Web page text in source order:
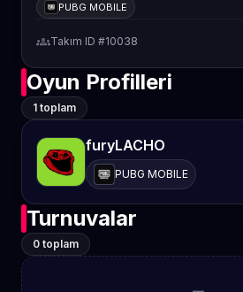
PUBG MOBILE
groupsTakım ID #10038
Oyun Profilleri
1 toplam
furyLACHO
PUBG MOBILE
Turnuvalar
0 toplam